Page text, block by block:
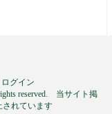
ログイン
reserved. 当サイト掲
されています